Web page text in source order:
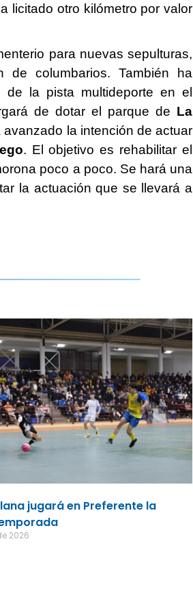
licitado otro kilómetro por valor
para nuevas sepulturas,
columbarios. También ha
de la pista multideporte en el
de dotar el parque de La
avanzado la intención de actuar
. El objetivo es rehabilitar el
poco a poco. Se hará una
la actuación que se llevará a
jugará en Preferente la
2026